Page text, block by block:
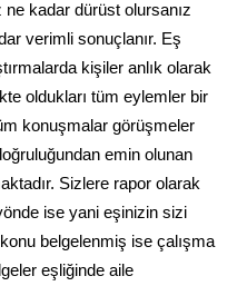
ne kadar dürüst olursanız
verimli sonuçlanır. Eş
kişiler anlık olarak
oldukları tüm eylemler bir
konuşmalar görüşmeler
emin olunan
Sizlere rapor olarak
ise yani eşinizin sizi
belgelenmiş ise çalışma
eşliğinde aile